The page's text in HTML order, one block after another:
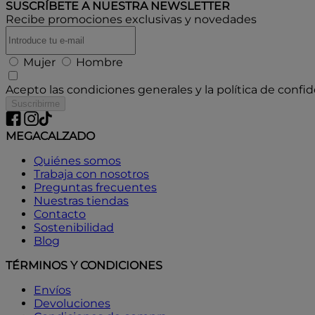
SUSCRÍBETE A NUESTRA NEWSLETTER
Recibe promociones exclusivas y novedades
Mujer Hombre
Acepto las condiciones generales y la política de
Suscribirme
MEGACALZADO
Quiénes somos
Trabaja con nosotros
Preguntas frecuentes
Nuestras tiendas
Contacto
Sostenibilidad
Blog
TÉRMINOS Y CONDICIONES
Envíos
Devoluciones